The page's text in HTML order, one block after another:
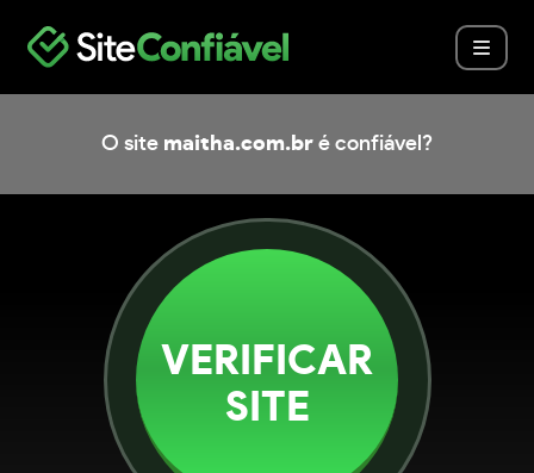
O site maitha.com.br é confiável?
VERIFICAR
SITE